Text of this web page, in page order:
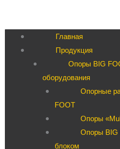
Главная
Продукция
Опоры BIG
оборудования
Опорные
FOOT
Опоры
Опоры BIG
блоком